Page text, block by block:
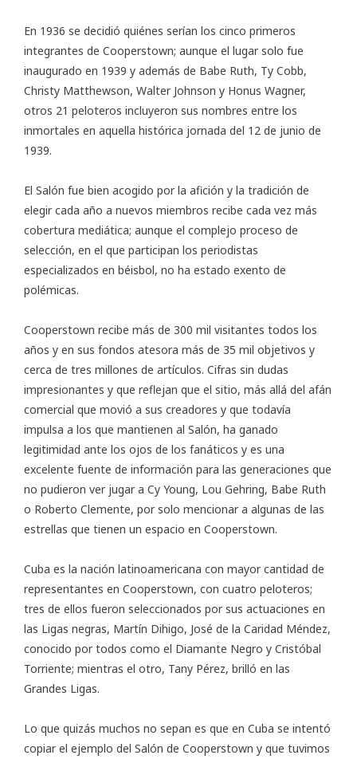
En 1936 se decidió quiénes serían los cinco primeros
integrantes de Cooperstown; aunque el lugar solo fue
inaugurado en 1939 y además de Babe Ruth, Ty Cobb,
Christy Matthewson, Walter Johnson y Honus Wagner,
otros 21 peloteros incluyeron sus nombres entre los
inmortales en aquella histórica jornada del 12 de junio de
1939.
El Salón fue bien acogido por la afición y la tradición de
elegir cada año a nuevos miembros recibe cada vez más
cobertura mediática; aunque el complejo proceso de
selección, en el que participan los periodistas
especializados en béisbol, no ha estado exento de
polémicas.
Cooperstown recibe más de 300 mil visitantes todos los
años y en sus fondos atesora más de 35 mil objetivos y
cerca de tres millones de artículos. Cifras sin dudas
impresionantes y que reflejan que el sitio, más allá del afán
comercial que movió a sus creadores y que todavía
impulsa a los que mantienen al Salón, ha ganado
legitimidad ante los ojos de los fanáticos y es una
excelente fuente de información para las generaciones que
no pudieron ver jugar a Cy Young, Lou Gehring, Babe Ruth
o Roberto Clemente, por solo mencionar a algunas de las
estrellas que tienen un espacio en Cooperstown.
Cuba es la nación latinoamericana con mayor cantidad de
representantes en Cooperstown, con cuatro peloteros;
tres de ellos fueron seleccionados por sus actuaciones en
las Ligas negras, Martín Dihigo, José de la Caridad Méndez,
conocido por todos como el Diamante Negro y Cristóbal
Torriente; mientras el otro, Tany Pérez, brilló en las
Grandes Ligas.
Lo que quizás muchos no sepan es que en Cuba se intentó
copiar el ejemplo del Salón de Cooperstown y que tuvimos